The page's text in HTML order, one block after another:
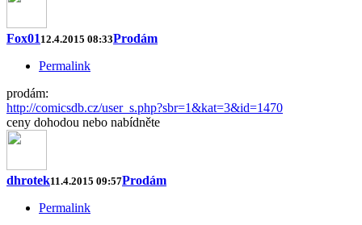
Fox01 12.4.2015 08:33Prodám
Permalink
prodám:
http://comicsdb.cz/user_s.php?sbr=1&kat=3&id=1470
ceny dohodou nebo nabídněte
dhrotek11.4.2015 09:57Prodám
Permalink